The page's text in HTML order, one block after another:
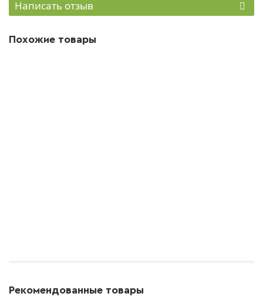
Написать отзыв
Похожие товары
Рекомендованные товары